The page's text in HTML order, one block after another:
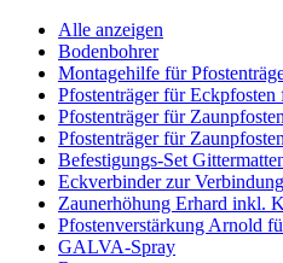
Alle anzeigen
Bodenbohrer
Montagehilfe für
Pfostenträger für
Pfostenträger für
Pfostenträger für
Befestigungs-Set
Eckverbinder zur
Zaunerhöhung Erhard inkl.
Pfostenverstärkung Arnold
GALVA-Spray